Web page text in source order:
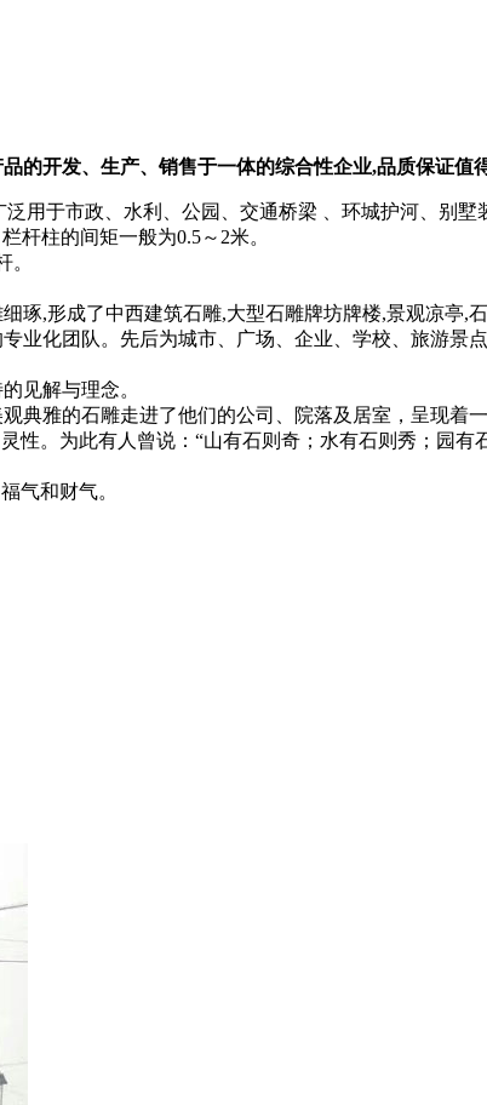
开发、生产、销售于一体的综合性企业,品质保证值
于市政、水利、公园、交通桥梁 、环城护河、别墅
杆柱的间矩一般为0.5～2米。
,形成了中西建筑石雕,大型石雕牌坊牌楼,景观凉亭,
业化团队。先后为城市、广场、企业、学校、旅游景
见解与理念。
雅的石雕走进了他们的公司、院落及居室，呈现着
性。为此有人曾说：“山有石则奇；水有石则秀；园有
气和财气。